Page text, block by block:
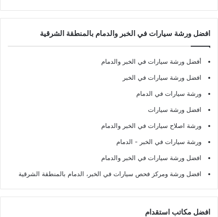
افضل ورشة سيارات في الخبر والدمام بالمنطقة الشرقية
أفضل ورشة سيارات في الخبر والدمام
افضل ورشة سيارات في الخبر
ورشة سيارات في الدمام
افضل ورشة سيارات
ورشة اصلاح سيارات في الخبر والدمام
ورشة سيارات في الخبر - الدمام
افضل ورشة سيارات في الخبر والدمام
افضل ورشة ومركز فحص سيارات في الخبر، الدمام بالمنطقة الشرقية
افضل مكاتب استقدام